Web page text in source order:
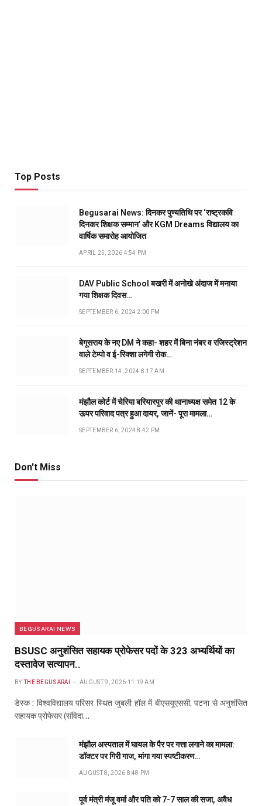
Top Posts
Begusarai News: दिनकर पुण्यतिथि पर ‘राष्ट्रकवि
दिनकर शिक्षक सम्मान’ और KGM Dreams विद्यालय का
वार्षिक समारोह आयोजित
APRIL 25, 2026 4:54 PM
DAV Public School बखरी में अनोखे अंदाज में मनाया
गया शिक्षक दिवस…
SEPTEMBER 6, 2024 2:00 PM
बेगूसराय के नए DM ने कहा- शहर में बिना नंबर व रजिस्ट्रेशन
वाले टेम्पो व ई-रिक्शा लगेगी रोक…
SEPTEMBER 14, 2024 8:17 AM
मंझौल कोर्ट में चेरिया बरियारपुर की थानाध्यक्ष समेत 12 के
ऊपर परिवाद पत्र हुआ दायर, जानें- पूरा मामला…
SEPTEMBER 6, 2024 8:42 PM
Don't Miss
BEGUSARAI NEWS
BSUSC अनुशंसित सहायक प्रोफेसर पदों के 323 अभ्यर्थियों का
दस्तावेज सत्यापन..
BY THE BEGUSARAI AUGUST 9, 2026 11:19 AM
डेस्क : विश्वविद्यालय परिसर स्थित जुबली हॉल में बीएसयूएससी, पटना से अनुशंसित
सहायक प्रोफेसर (संविदा…
मंझौल अस्पताल में घायल के पैर पर गत्ता लगाने का मामला:
डॉक्टर पर गिरी गाज, मांगा गया स्पष्टीकरण…
AUGUST 8, 2026 8:48 PM
पूर्व मंत्री मंजू वर्मा और पति को 7-7 साल की सजा, अवैध